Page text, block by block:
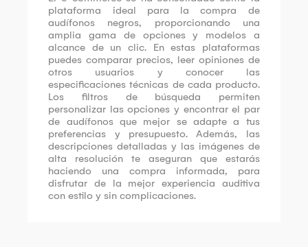
plataforma ideal para la compra de
audífonos negros, proporcionando una
amplia gama de opciones y modelos a
alcance de un clic. En estas plataformas
puedes comparar precios, leer opiniones de
otros usuarios y conocer las
especificaciones técnicas de cada producto.
Los filtros de búsqueda permiten
personalizar las opciones y encontrar el par
de audífonos que mejor se adapte a tus
preferencias y presupuesto. Además, las
descripciones detalladas y las imágenes de
alta resolución te aseguran que estarás
haciendo una compra informada, para
disfrutar de la mejor experiencia auditiva
con estilo y sin complicaciones.